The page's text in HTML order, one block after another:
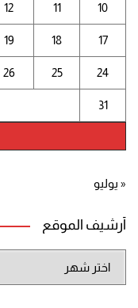
10
11
12
17
18
19
24
25
26
31
« يوليو
أرشيف الموقع
الموقع